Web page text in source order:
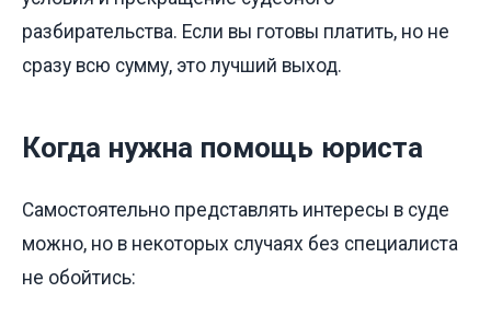
разбирательства. Если вы готовы платить, но не
сразу всю сумму, это лучший выход.
Когда нужна помощь юриста
Самостоятельно представлять интересы в суде
можно, но в некоторых случаях без специалиста
не обойтись: